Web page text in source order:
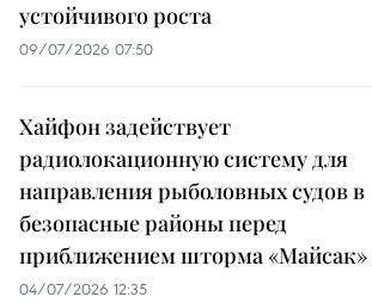
устойчивого роста
09/07/2026 07:50
Хайфон задействует
радиолокационную систему для
направления рыболовных судов в
безопасные районы перед
приближением шторма «Майсак»
04/07/2026 12:35